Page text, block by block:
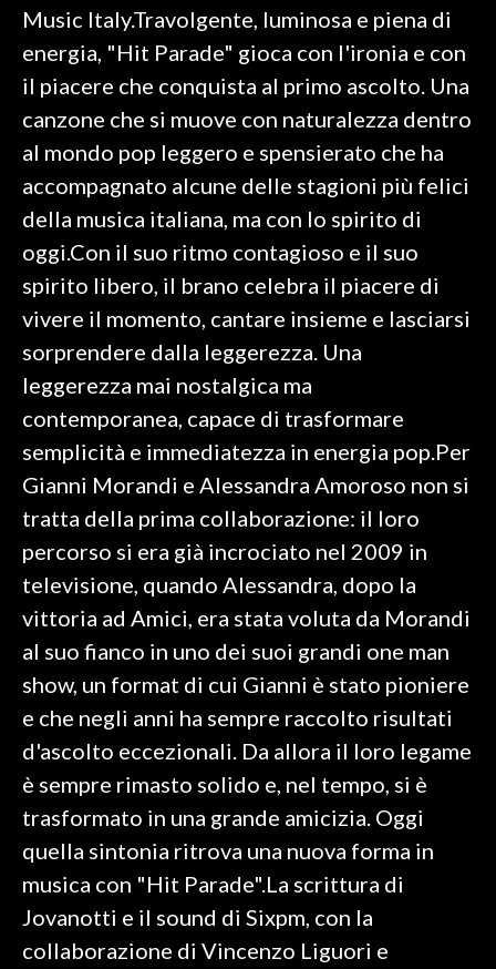
SPETTACOLI
GOSSIP
SALUTE
SARDEGNA TURISMO
#CARAUNIONE
3 MINUTI CON
INFO AZIENDE
ABBONATI
ANNUNCI
NECROLOGI
PUBBLICITÀ
SPIAGGE
STORE
Music Italy.Travolgente, luminosa e piena di
energia, "Hit Parade" gioca con l'ironia e con
il piacere che conquista al primo ascolto. Una
canzone che si muove con naturalezza dentro
al mondo pop leggero e spensierato che ha
accompagnato alcune delle stagioni più felici
della musica italiana, ma con lo spirito di
oggi.Con il suo ritmo contagioso e il suo
spirito libero, il brano celebra il piacere di
vivere il momento, cantare insieme e lasciarsi
sorprendere dalla leggerezza. Una
leggerezza mai nostalgica ma
contemporanea, capace di trasformare
semplicità e immediatezza in energia pop.Per
Gianni Morandi e Alessandra Amoroso non si
tratta della prima collaborazione: il loro
percorso si era già incrociato nel 2009 in
televisione, quando Alessandra, dopo la
vittoria ad Amici, era stata voluta da Morandi
al suo fianco in uno dei suoi grandi one man
show, un format di cui Gianni è stato pioniere
e che negli anni ha sempre raccolto risultati
d'ascolto eccezionali. Da allora il loro legame
è sempre rimasto solido e, nel tempo, si è
trasformato in una grande amicizia. Oggi
quella sintonia ritrova una nuova forma in
musica con "Hit Parade".La scrittura di
Jovanotti e il sound di Sixpm, con la
collaborazione di Vincenzo Liguori e